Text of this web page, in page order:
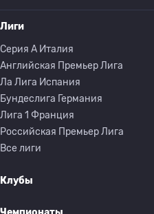
Лиги
Серия A Италия
Английская Премьер Лига
Ла Лига Испания
Бундеслига Германия
Лига 1 Франция
Российская Премьер Лига
Все лиги
Клубы